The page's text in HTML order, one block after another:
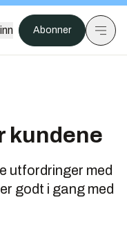
Abonner
kundene
utfordringer med
godt i gang med